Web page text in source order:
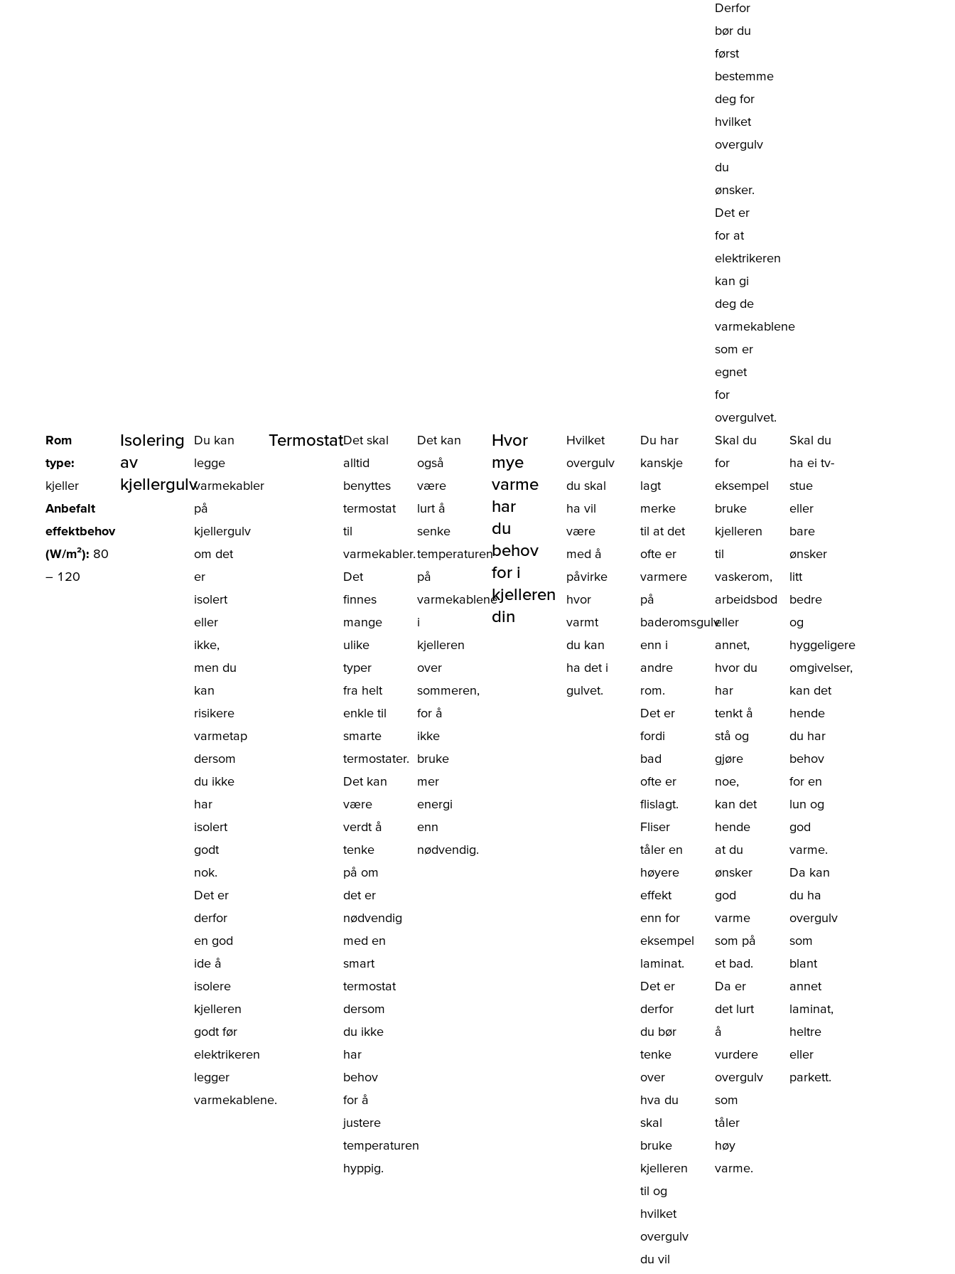
Derfor
bør du
først
bestemme
deg for
hvilket
overgulv
du
ønsker.
Det er
for at
elektrikeren
kan gi
deg de
varmekablene
som er
egnet
for
overgulvet.
Rom
type:
kjeller
Anbefalt
effektbehov
(W/m²): 80
– 120
Isolering
av
kjellergulv
Du kan
legge
varmekabler
på
kjellergulv
om det
er
isolert
eller
ikke,
men du
kan
risikere
varmetap
dersom
du ikke
har
isolert
godt
nok.
Det er
derfor
en god
ide å
isolere
kjelleren
godt før
elektrikeren
legger
varmekablene.
TermostatDet skal
alltid
benyttes
termostat
til
varmekabler.
Det
finnes
mange
ulike
typer
fra helt
enkle til
smarte
termostater.
Det kan
være
verdt å
tenke
på om
det er
nødvendig
med en
smart
termostat
dersom
du ikke
har
behov
for å
justere
temperaturen
hyppig.
Det kan
også
være
lurt å
senke
temperaturen
på
varmekablene
i
kjelleren
over
sommeren,
for å
ikke
bruke
mer
energi
enn
nødvendig.
Hvor
mye
varme
har
du
behov
for i
kjelleren
din
Hvilket
overgulv
du skal
ha vil
være
med å
påvirke
hvor
varmt
du kan
ha det i
gulvet.
Du har
kanskje
lagt
merke
til at det
ofte er
varmere
på
baderomsgulv
enn i
andre
rom.
Det er
fordi
bad
ofte er
flislagt.
Fliser
tåler en
høyere
effekt
enn for
eksempel
laminat.
Det er
derfor
du bør
tenke
over
hva du
skal
bruke
kjelleren
til og
hvilket
overgulv
du vil
Skal du
for
eksempel
bruke
kjelleren
til
vaskerom,
arbeidsbod
eller
annet,
hvor du
har
tenkt å
stå og
gjøre
noe,
kan det
hende
at du
ønsker
god
varme
som på
et bad.
Da er
det lurt
å
vurdere
overgulv
som
tåler
høy
varme.
Skal du
ha ei tv-
stue
eller
bare
ønsker
litt
bedre
og
hyggeligere
omgivelser,
kan det
hende
du har
behov
for en
lun og
god
varme.
Da kan
du ha
overgulv
som
blant
annet
laminat,
heltre
eller
parkett.